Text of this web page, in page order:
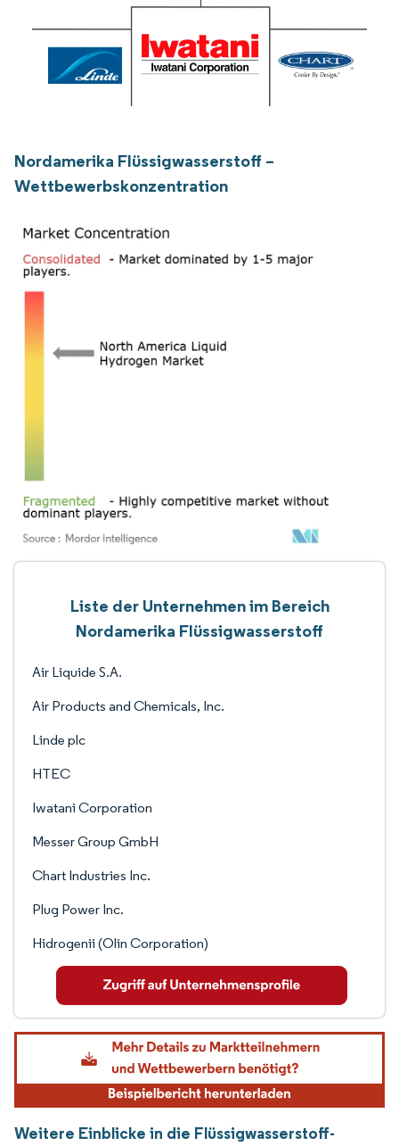
Nordamerika Flüssigwasserstoff –
Wettbewerbskonzentration
Liste der Unternehmen im Bereich
Nordamerika Flüssigwasserstoff
Air Liquide S.A.
Air Products and Chemicals, Inc.
Linde plc
HTEC
Iwatani Corporation
Messer Group GmbH
Chart Industries Inc.
Plug Power Inc.
Hidrogenii (Olin Corporation)
Weitere Einblicke in die Flüssigwasserstoff-